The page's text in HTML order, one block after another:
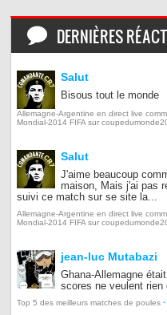
DERNIÈRES
Salut
Bisous tout le monde
Allemagne-Argentine en direct live
Mondial-2014 FIFA sur
Salut
J'aime beaucoup
maison, Mais j'ai pas
suivi ce match sur se site la...
Allemagne-Argentine en direct live
Mondial-2014 FIFA sur
jean-luc Mutabazi
Ghana-Allemagne
scores ne veulent rien
Top 5 des meilleurs matches de poules ·